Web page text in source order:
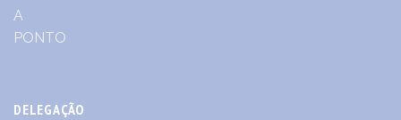
DELEGAÇÃO